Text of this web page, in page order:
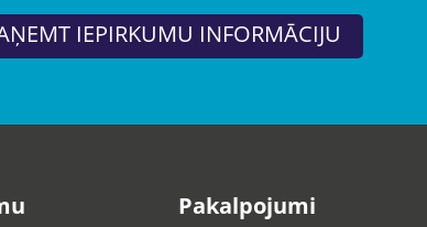
IEPIRKUMU INFORMĀCIJU
Pakalpojumi